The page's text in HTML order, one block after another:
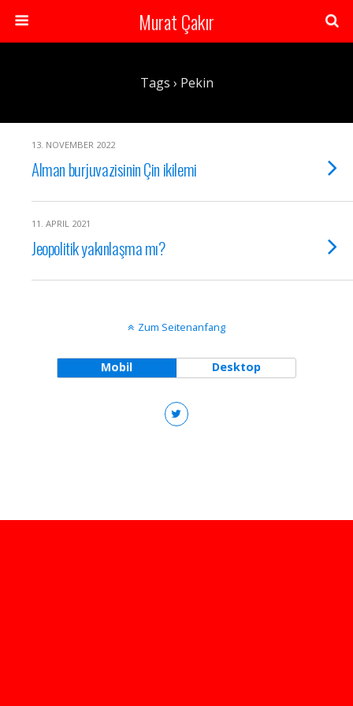
Murat Çakır
Tags › Pekin
13. NOVEMBER 2022
Alman burjuvazisinin Çin ikilemi
11. APRIL 2021
Jeopolitik yakınlaşma mı?
Zum Seitenanfang
Mobil Desktop